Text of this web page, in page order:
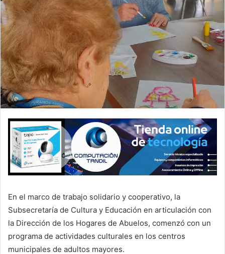
En el marco de trabajo solidario y cooperativo, la
Subsecretaría de Cultura y Educación en articulación con
la Dirección de los Hogares de Abuelos, comenzó con un
programa de actividades culturales en los centros
municipales de adultos mayores.